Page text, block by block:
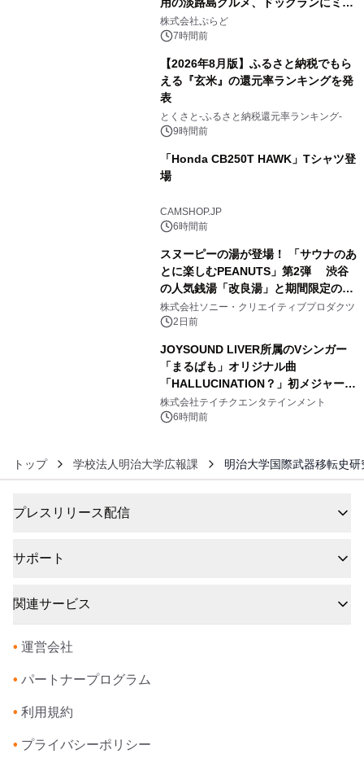
プール グランピングとトレーラーハウ
スの2施設で
株式会社ぷらど
7時間前
【2026年8月版】ふるさと納税でもら
える『玄米』の還元率ランキングを発
表
とくさと-ふるさと納税還元率ランキング-
9時間前
「Honda CB250T HAWK」Tシャツ登
場
CAMSHOP.JP
6時間前
スヌーピーの湯が登場！ 「サウナのあ
とに楽しむPEANUTS」第2弾 渋谷
の人気銭湯「改良湯」と期間限定のコ
ラボレーション サウナイキタイコラ
ボグッズも発売決定！
株式会社ソニー・クリエイティブプロダクツ
2日前
JOYSOUND LIVER所属のVシンガー
「まるぱも」オリジナル曲
「HALLUCINATION？」初メジャー配
信リリース決定！
株式会社テイチクエンタテインメント
6時間前
トップ 学校法人明治大学広報課 明治大学国際武器移転史
プレスリリース配信
サポート
関連サービス
• 運営会社
• パートナープログラム
• 利用規約
• プライバシーポリシー